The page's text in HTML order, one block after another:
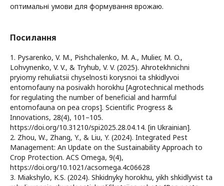
оптимальні умови для формування врожаю.
Посилання
1. Pysarenko, V. M., Pishchalenko, M. A., Mulier, M. O.,
Lohvynenko, V. V., & Tryhub, V. V. (2025). Ahrotekhnichni
pryiomy rehuliatsii chyselnosti korysnoi ta shkidlyvoi
entomofauny na posivakh horokhu [Agrotechnical methods
for regulating the number of beneficial and harmful
entomofauna on pea crops]. Scientific Progress &
Innovations, 28(4), 101–105.
https://doi.org/10.31210/spi2025.28.04.14. [in Ukrainian].
2. Zhou, W., Zhang, Y., & Liu, Y. (2024). Integrated Pest
Management: An Update on the Sustainability Approach to
Crop Protection. ACS Omega, 9(4),
https://doi.org/10.1021/acsomega.4c06628
3. Miakshylo, K.S. (2024). Shkidnyky horokhu, yikh shkidlyvist ta